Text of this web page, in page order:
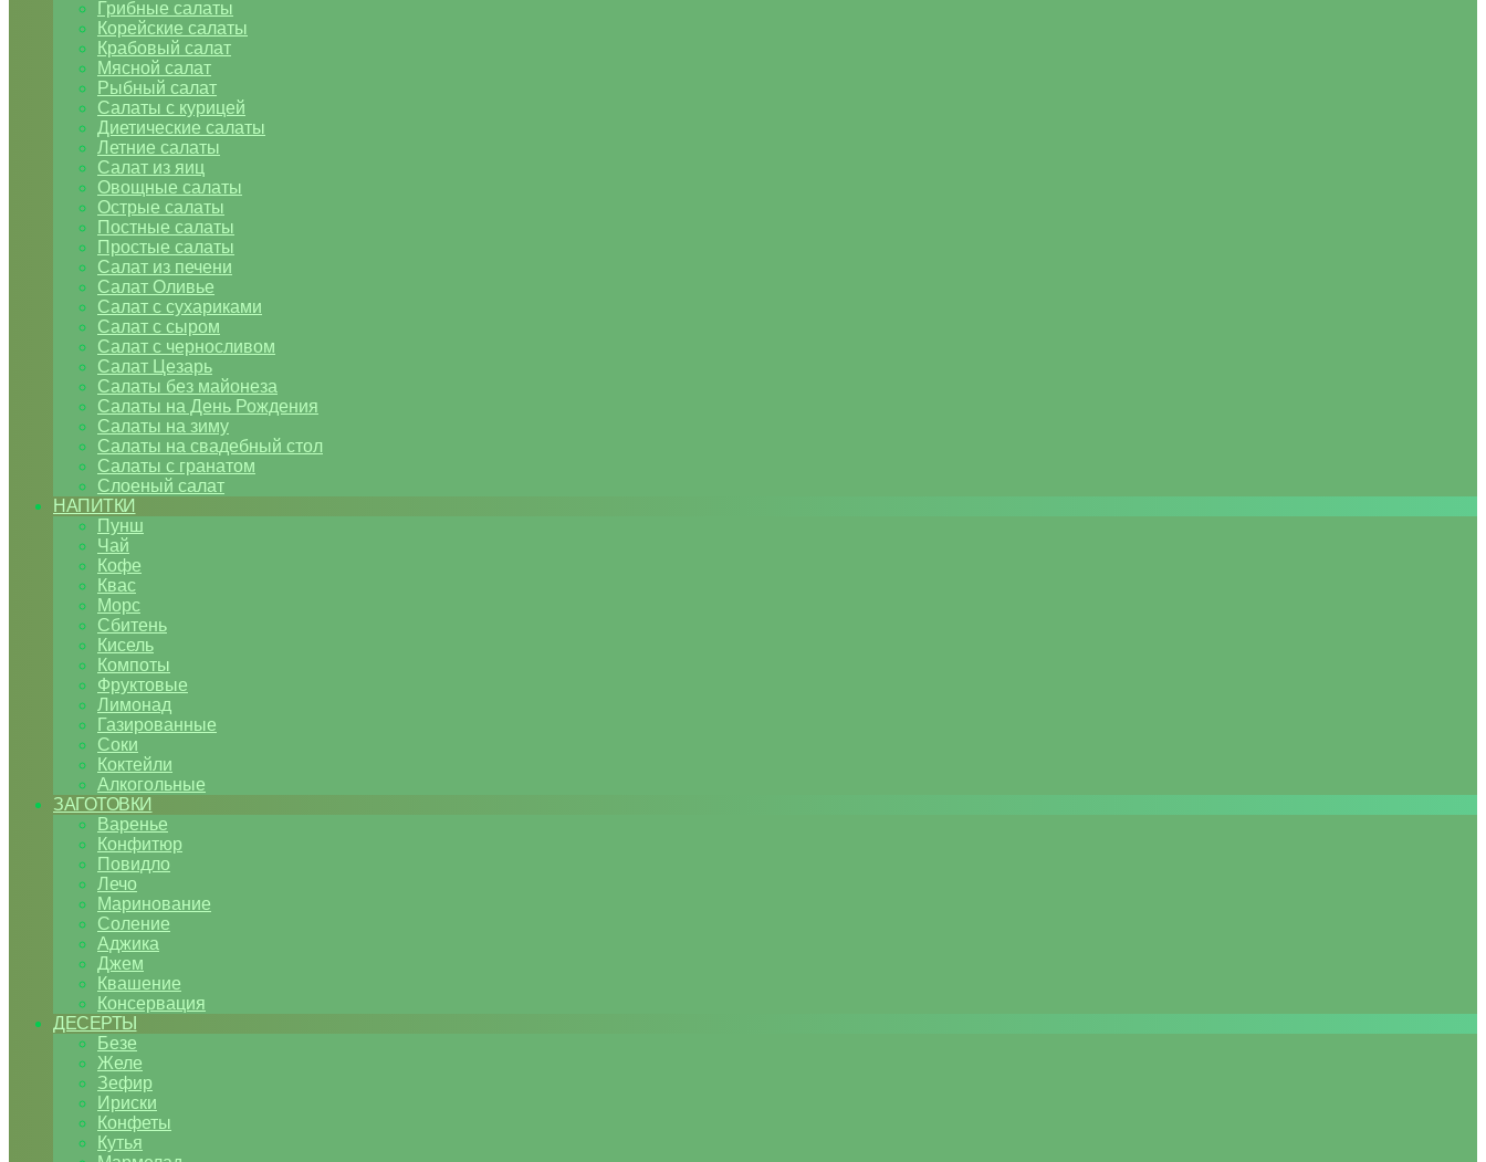
Грибные салаты
Корейские салаты
Крабовый салат
Мясной салат
Рыбный салат
Салаты с курицей
Диетические салаты
Летние салаты
Салат из яиц
Овощные салаты
Острые салаты
Постные салаты
Простые салаты
Салат из печени
Салат Оливье
Салат с сухариками
Салат с сыром
Салат с черносливом
Салат Цезарь
Салаты без майонеза
Салаты на День Рождения
Салаты на зиму
Салаты на свадебный стол
Салаты с гранатом
Слоеный салат
НАПИТКИ
Пунш
Чай
Кофе
Квас
Морс
Сбитень
Кисель
Компоты
Фруктовые
Лимонад
Газированные
Соки
Коктейли
Алкогольные
ЗАГОТОВКИ
Варенье
Конфитюр
Повидло
Лечо
Маринование
Соление
Аджика
Джем
Квашение
Консервация
ДЕСЕРТЫ
Безе
Желе
Зефир
Ириски
Конфеты
Кутья